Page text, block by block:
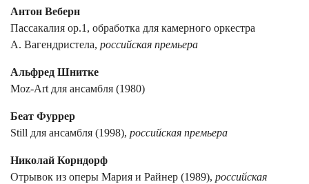
Антон Веберн
Пассакалия ор.1, обработка для камерного оркестра
А. Вагендристела, российская премьера
Альфред Шнитке
Moz-Art для ансамбля (1980)
Беат Фуррер
Still для ансамбля (1998), российская премьера
Николай Корндорф
Отрывок из оперы Мария и Райнер (1989), российская